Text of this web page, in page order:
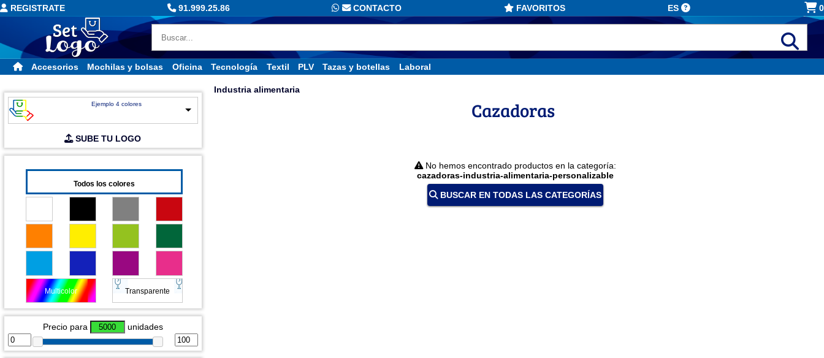
REGISTRATE 91.999.25.86 CONTACTO FAVORITOS ES 0
Accesorios Mochilas y bolsas Oficina Tecnología Textil PLV Tazas y botellas Laboral
Ejemplo 4 colores
SUBE TU LOGO
Todos los colores
Multicolor Transparente
Precio para unidades
Industria alimentaria
Cazadoras
No hemos encontrado productos en la categoría:
cazadoras-industria-alimentaria-personalizable
BUSCAR EN TODAS LAS CATEGORÍAS